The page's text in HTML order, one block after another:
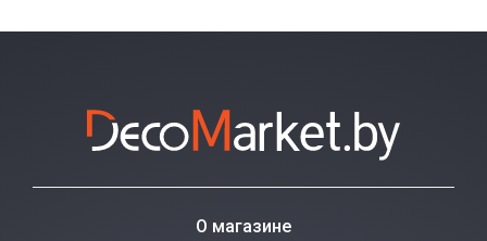
О магазине